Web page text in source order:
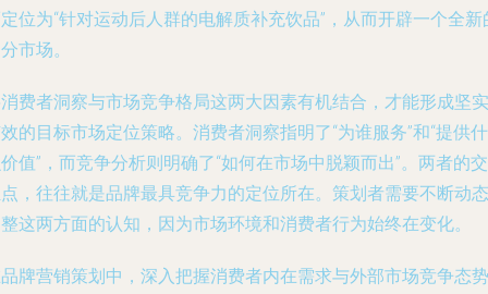
位为“针对运动后人群的电解质补充饮品”，从而开辟一个全新
市场。
费者洞察与市场竞争格局这两大因素有机结合，才能形成坚实
的目标市场定位策略。消费者洞察指明了“为谁服务”和“提供什
值”，而竞争分析则明确了“如何在市场中脱颖而出”。两者的交
，往往就是品牌最具竞争力的定位所在。策划者需要不断动态
这两方面的认知，因为市场环境和消费者行为始终在变化。
牌营销策划中，深入把握消费者内在需求与外部市场竞争态势